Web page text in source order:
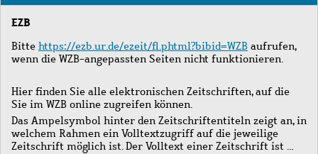
Journals
EZB
Bitte https://ezb.ur.de/ezeit/fl.phtml?bibid=WZB aufrufen,
wenn die WZB-angepassten Seiten nicht funktionieren.
Hier finden Sie alle elektronischen Zeitschriften, auf die
Sie im WZB online zugreifen können.
Das Ampelsymbol hinter den Zeitschriftentiteln zeigt an, in
welchem Rahmen ein Volltextzugriff auf die jeweilige
Zeitschrift möglich ist. Der Volltext einer Zeitschrift ist …